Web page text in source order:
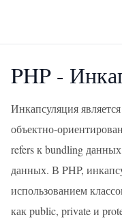
PHP -
Инкапсуляция
объектно-
refers к bundling
данных. В PHP,
использованием
как public, private и